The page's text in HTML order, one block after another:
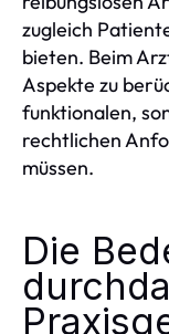
zugleich
bieten. Beim
Aspekte zu
funktionalen,
rechtlichen
müssen.
Die